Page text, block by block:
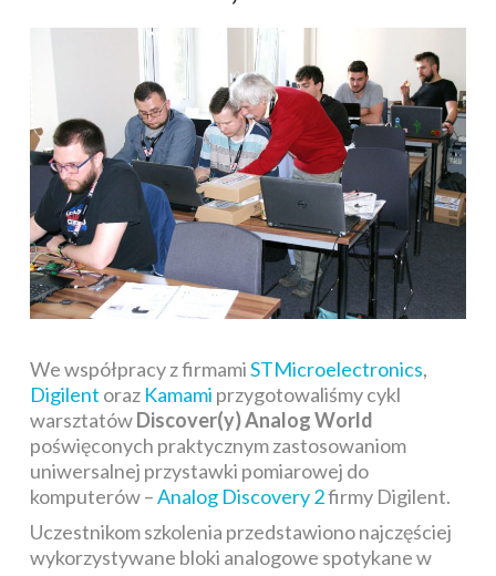
We współpracy z firmamiSTMicroelectronics,
Digilent oraz Kamami przygotowaliśmy cykl
warsztatówDiscover(y) Analog World
poświęconych praktycznym zastosowaniom
uniwersalnej przystawki pomiarowej do
komputerów –Analog Discovery 2firmy Digilent.
Uczestnikom szkolenia przedstawiono najczęściej
wykorzystywane bloki analogowe spotykane w